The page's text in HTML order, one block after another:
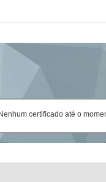
Nenhum certificado até o